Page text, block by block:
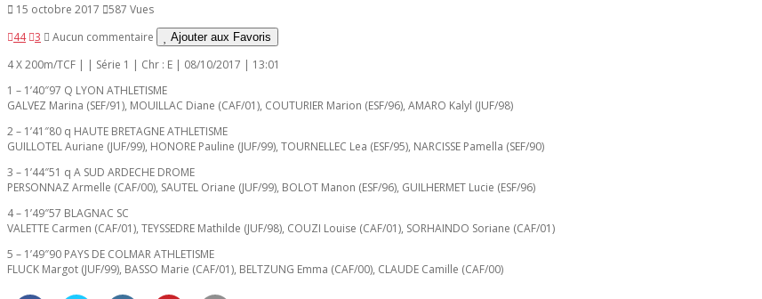
15 octobre 2017
587 Vues
44 3 Aucun commentaire Ajouter aux Favoris
4 X 200m/TCF | | Série 1 | Chr : E | 08/10/2017 | 13:01
1 – 1’40″97 Q LYON ATHLETISME
GALVEZ Marina (SEF/91), MOUILLAC Diane (CAF/01), COUTURIER Marion (ESF/96), AMARO Kalyl (JUF/98)
2 – 1’41″80 q HAUTE BRETAGNE ATHLETISME
GUILLOTEL Auriane (JUF/99), HONORE Pauline (JUF/99), TOURNELLEC Lea (ESF/95), NARCISSE Pamella (SEF/90)
3 – 1’44″51 q A SUD ARDECHE DROME
PERSONNAZ Armelle (CAF/00), SAUTEL Oriane (JUF/99), BOLOT Manon (ESF/96), GUILHERMET Lucie (ESF/96)
4 – 1’49″57 BLAGNAC SC
VALETTE Carmen (CAF/01), TEYSSEDRE Mathilde (JUF/98), COUZI Louise (CAF/01), SORHAINDO Soriane (CAF/01)
5 – 1’49″90 PAYS DE COLMAR ATHLETISME
FLUCK Margot (JUF/99), BASSO Marie (CAF/01), BELTZUNG Emma (CAF/00), CLAUDE Camille (CAF/00)